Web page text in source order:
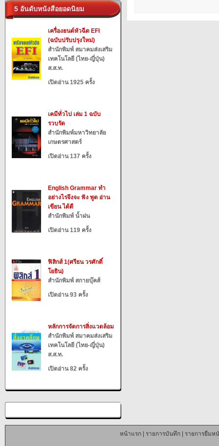
5 อันดับหนังสือยอดนิยม
เครื่องยนต์หัวฉีด EFI
(ฉบับปรับปรุงใหม่)
สำนักพิมพ์ สมาคมส่งเสริม
เทคโนโลยี (ไทย-ญี่ปุ่น)
ส.ส.ท.
เปิดอ่าน 1925 ครั้ง
เคมีทั่วไป เล่ม 1 ฉบับ
รวบรัด
สำนักพิมพ์มหาวิทยาลัย
เกษตรศาสตร์
เปิดอ่าน 137 ครั้ง
English Grammar ทำ
อย่างไรจึงจะ ฟัง พูด อ่าน
เขียน ได้ดี
สำนักพิมพ์ น้ำฝน
เปิดอ่าน 119 ครั้ง
ฟิสิกส์ 1(ศรีธน วรศักดิ์
โยธิน)
สำนักพิมพ์ สกายบุ๊คส์
เปิดอ่าน 93 ครั้ง
หลักการจัดการสิ่งแวดล้อม
สำนักพิมพ์ สมาคมส่งเสริม
เทคโนโลยี (ไทย-ญี่ปุ่น)
ส.ส.ท.
เปิดอ่าน 82 ครั้ง
หน้าแรก| รายการบันทึก| รายการยืมห